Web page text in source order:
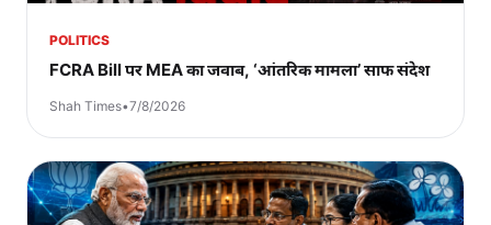
POLITICS
FCRA Bill पर MEA का जवाब, ‘आंतरिक मामला’ साफ संदेश
Shah Times•7/8/2026